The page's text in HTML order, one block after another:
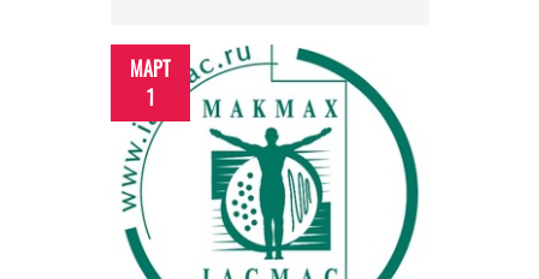
МАРТ
1